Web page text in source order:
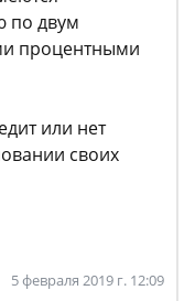
по двум
процентными
или нет
своих
5 февраля 2019 г. 12:09